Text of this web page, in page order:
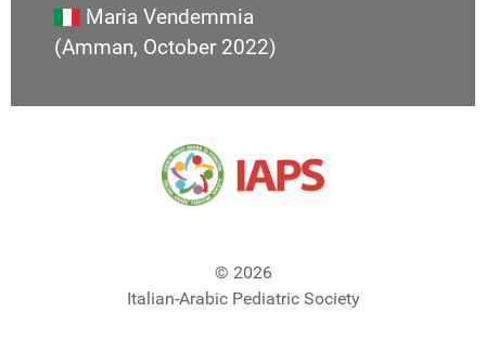
Maria Vendemmia
(Amman, October 2022)
© 2026
Italian-Arabic Pediatric Society